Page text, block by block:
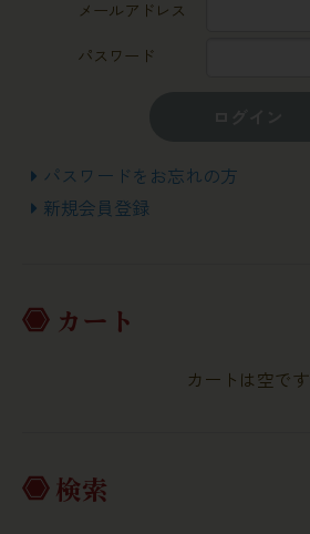
メールアドレス
パスワード
パスワードをお忘れの方
新規会員登録
カート
カートは空です
検索